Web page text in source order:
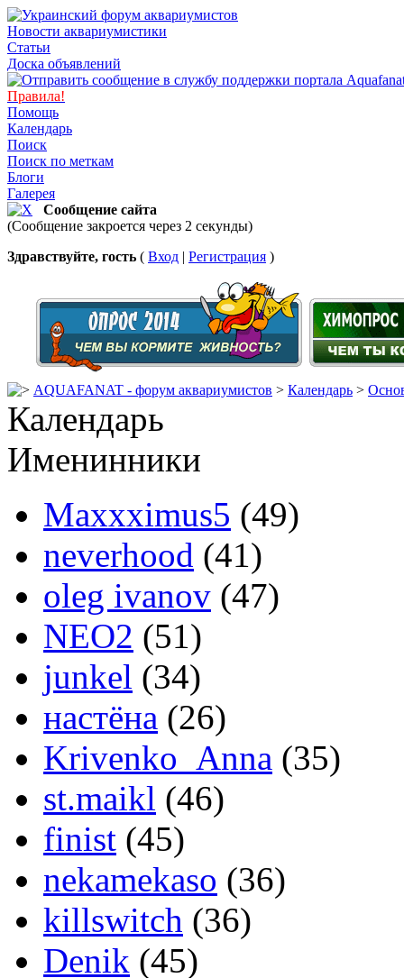
Новости аквариумистики
Статьи
Доска объявлений
Правила!
Помощь
Календарь
Поиск
Поиск по меткам
Блоги
Галерея
Сообщение сайта
(Сообщение закроется через 2 секунды)
Здравствуйте, гость ( Вход | Регистрация )
AQUAFANAT - форум аквариумистов > Календарь >
Календарь
Именинники
Maxxximus5 (49)
neverhood (41)
oleg ivanov (47)
NEO2 (51)
junkel (34)
настёна (26)
Krivenko_Anna (35)
st.maikl (46)
finist (45)
nekamekaso (36)
killswitch (36)
Denik (45)